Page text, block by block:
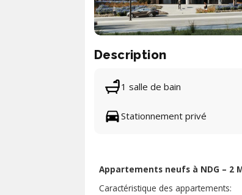
Description
1 salle de bain
Stationnement privé
Appartements neufs à NDG – 2
Caractéristique des appartements: